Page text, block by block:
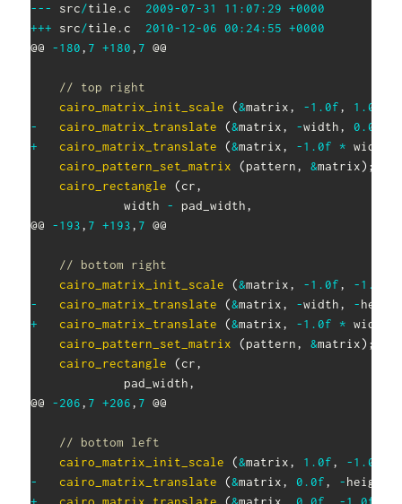
--- src/tile. 2009-07-31 11 : 07: 29 +0000
+++ src/tile. 2010-12-06 00: 24: 55 +0000
@@ -180, 7 +180, 7 @@
// top right
cairo_matrix_init_scale
(&matrix, -1.0f, 1.0f
-
cairo_matrix_translate (&matrix, -width, 0.0f
+
cairo_matrix_translate (&matrix, -1.0f * width
cairo_pattern_set_matrix
(pattern, &matrix) ;
cairo_rectangle
(cr,
width - pad_width,
@@ -193, 7 +193, 7 @@
// bottom right
cairo_matrix_init_scale
(&matrix, -1.0f, -1.0f
-
cairo_matrix_translate (&matrix, -width, -
+
cairo_matrix_translate (&matrix, -1.0f * width
cairo_pattern_set_matrix
(pattern, &matrix) ;
cairo_rectangle
(cr,
pad_width,
@@ -206, 7 +206, 7 @@
// bottom left
cairo_matrix_init_scale
(&matrix, 1.0f, -1.0f
-
cairo_matrix_translate (&matrix, 0.0f, -height